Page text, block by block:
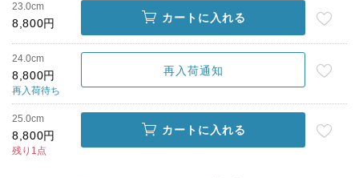
23.0cm
8,800円 カートに入れる
24.0cm
8,800円
再入荷待ち
再入荷通知
25.0cm
8,800円
残り1点
カートに入れる